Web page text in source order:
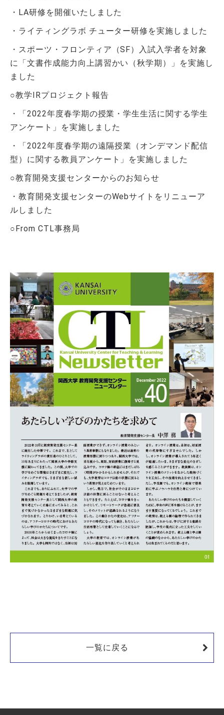
・ LA研修を開催いたしました
・ライティングラボ チューター研修を実施しました
・スポーツ・フロンティア（SF）入試入学者を対象
に「文書作成能力向上講習かい（秋学期）」を実施し
ました
○教学 IRプロジェクト報告
・「 2022年度春学期の授業・学生生活に関する学生
アンケート」を実施しました
・「 2022年度春学期の遠隔授業（オンデマンド配信
型）に関する教員アンケート」を実施しました
○教育開発支援センターからのお知らせ
・教育開発支援センターのWebサイトをリニューア
ルしました
○ From CTL事務局
一覧に戻る